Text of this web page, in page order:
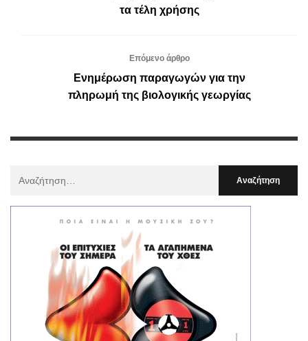
τα τέλη χρήσης
Επόμενο άρθρο
Ενημέρωση παραγωγών για την
πληρωμή της βιολογικής γεωργίας
: